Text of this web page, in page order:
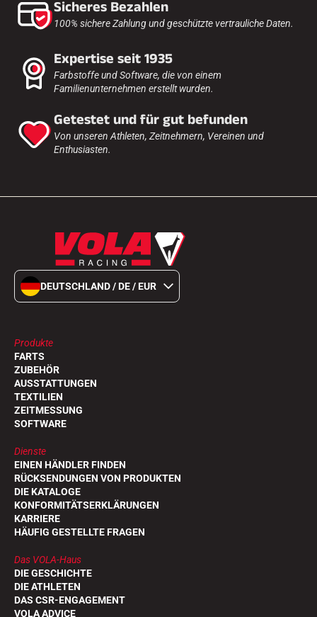
Sicheres Bezahlen
100% sichere Zahlung und geschützte vertrauliche Daten.
Expertise seit 1935
Farbstoffe und Software, die von einem
Familienunternehmen erstellt wurden.
Getestet und für gut befunden
Von unseren Athleten, Zeitnehmern, Vereinen und
Enthusiasten.
DEUTSCHLAND / DE / EUR
Produkte
FARTS
ZUBEHÖR
AUSSTATTUNGEN
TEXTILIEN
ZEITMESSUNG
SOFTWARE
Dienste
EINEN HÄNDLER FINDEN
RÜCKSENDUNGEN VON PRODUKTEN
DIE KATALOGE
KONFORMITÄTSERKLÄRUNGEN
KARRIERE
HÄUFIG GESTELLTE FRAGEN
Das VOLA-Haus
DIE GESCHICHTE
DIE ATHLETEN
DAS CSR-ENGAGEMENT
VOLA ADVICE